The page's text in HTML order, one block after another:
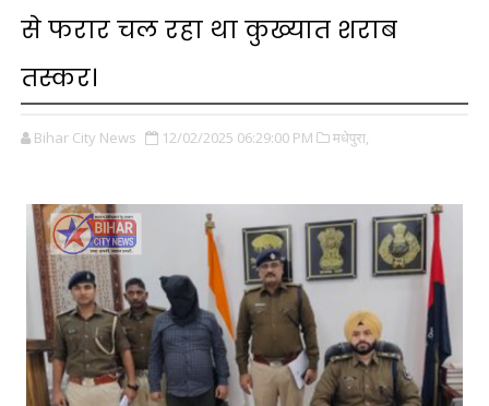
से फरार चल रहा था कुख्यात शराब
तस्कर।
Bihar City News 12/02/2025 06:29:00 PM मधेपुरा,